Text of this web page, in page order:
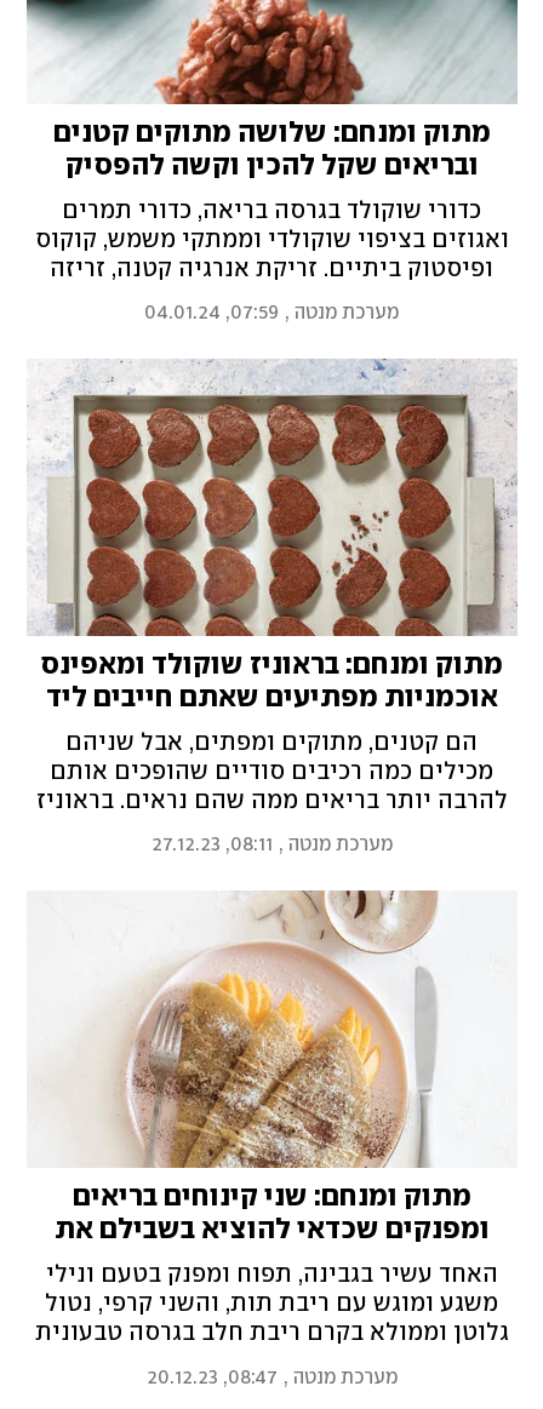
מתוק ומנחם: שלושה מתוקים קטנים
ובריאים שקל להכין וקשה להפסיק
לנשנש
כדורי שוקולד בגרסה בריאה, כדורי תמרים
ואגוזים בציפוי שוקולדי וממתקי משמש, קוקוס
ופיסטוק ביתיים. זריקת אנרגיה קטנה, זריזה
מערכת מנטה,
07:59, 04.01.24
מתוק ומנחם: בראוניז שוקולד ומאפינס
אוכמניות מפתיעים שאתם חייבים ליד
הקפה
הם קטנים, מתוקים ומפתים, אבל שניהם
מכילים כמה רכיבים סודיים שהופכים אותם
להרבה יותר בריאים ממה שהם נראים. בראוניז
קינואה ושקדים
מערכת מנטה ,
08:11, 27.12.23
מתוק ומנחם: שני קינוחים בריאים
ומפנקים שכדאי להוציא בשבילם את
המחבת
האחד עשיר בגבינה, תפוח ומפנק בטעם ונילי
משגע ומוגש עם ריבת תות, והשני קרפי, נטול
גלוטן וממולא בקרם ריבת חלב בגרסה טבעונית
כוסמת ירוקה
מערכת מנטה ,
08:47, 20.12.23